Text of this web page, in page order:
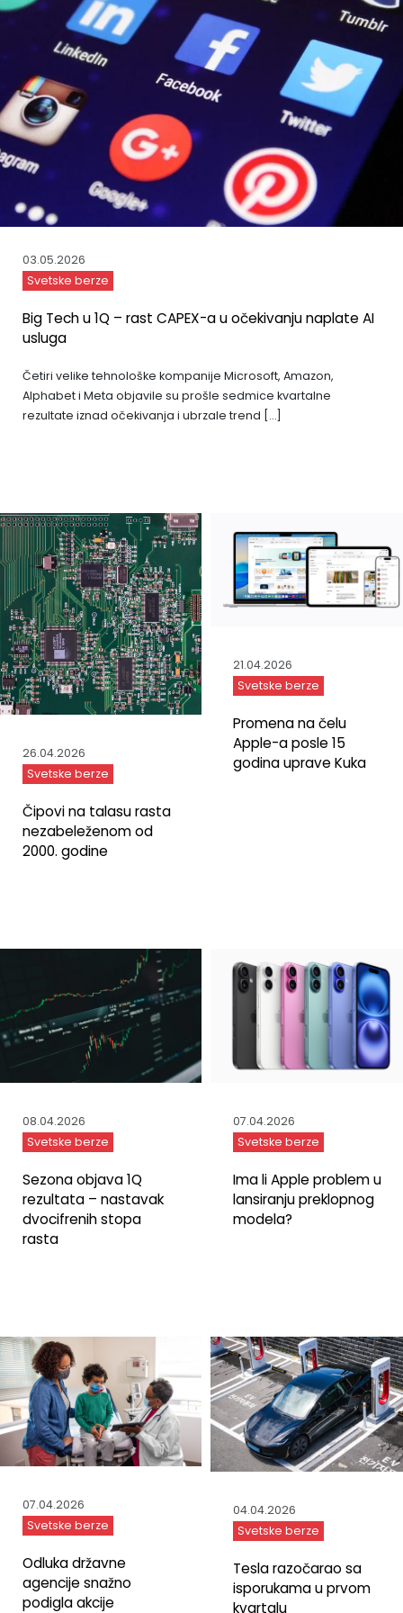
03.05.2026
Svetske berze
Big Tech u 1Q – rast CAPEX-a u očekivanju naplate AI
usluga
Četiri velike tehnološke kompanije Microsoft, Amazon,
Alphabet i Meta objavile su prošle sedmice kvartalne
rezultate iznad očekivanja i ubrzale trend […]
26.04.2026
Svetske berze
Čipovi na talasu rasta
nezabeleženom od
2000. godine
21.04.2026
Svetske berze
Promena na čelu
Apple-a posle 15
godina uprave Kuka
08.04.2026
Svetske berze
Sezona objava 1Q
rezultata – nastavak
dvocifrenih stopa
rasta
07.04.2026
Svetske berze
Ima li Apple problem u
lansiranju preklopnog
modela?
07.04.2026
Svetske berze
Odluka državne
agencije snažno
podigla akcije
04.04.2026
Svetske berze
Tesla razočarao sa
isporukama u prvom
kvartalu